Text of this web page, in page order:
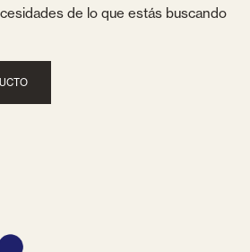
de lo que estás buscando